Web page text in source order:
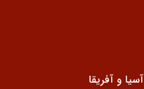
آسیا و آفریقا